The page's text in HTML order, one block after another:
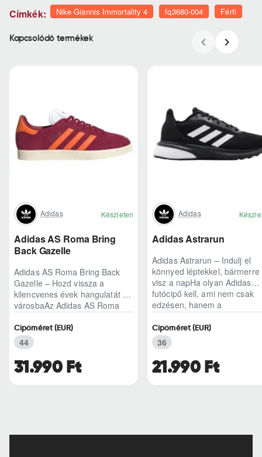
Címkék: Nike Giannis Immortality 4 fq3680-004 Férfi
Kapcsolódó termékek
Adidas Készleten
Adidas AS Roma Bring
Back Gazelle
Adidas AS Roma Bring Back
Gazelle – Hozd vissza a
kilencvenes évek hangulatát a
városbaAz Adidas AS Roma
egyszerű sneaker, hane..
31.990 Ft
Cipőméret (EUR)
44
Adidas
Adidas Astrarun
Adidas Astrarun – Indulj el
könnyed léptekkel, bármerre
visz a napHa olyan Adidas
futócipő kell, ami nem csak
edzésen, hanem a
hétköznapokban is kénye..
21.990 Ft
Cipőméret (EUR)
36